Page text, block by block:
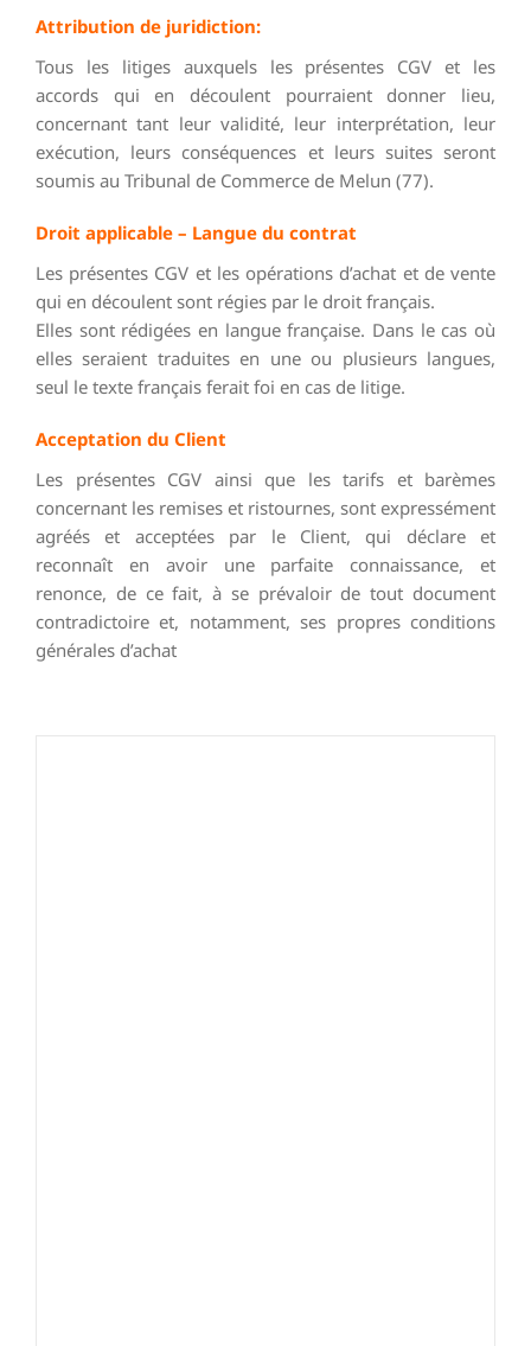
Attribution de juridiction:
Tous les litiges auxquels les présentes CGV et les
accords qui en découlent pourraient donner lieu,
concernant tant leur validité, leur interprétation, leur
exécution, leurs conséquences et leurs suites seront
soumis au Tribunal de Commerce de Melun (77).
Droit applicable – Langue du contrat
Les présentes CGV et les opérations d’achat et de vente
qui en découlent sont régies par le droit français.
Elles sont rédigées en langue française. Dans le cas où
elles seraient traduites en une ou plusieurs langues,
seul le texte français ferait foi en cas de litige.
Acceptation du Client
Les présentes CGV ainsi que les tarifs et barèmes
concernant les remises et ristournes, sont expressément
agréés et acceptées par le Client, qui déclare et
reconnaît en avoir une parfaite connaissance, et
renonce, de ce fait, à se prévaloir de tout document
contradictoire et, notamment, ses propres conditions
générales d’achat